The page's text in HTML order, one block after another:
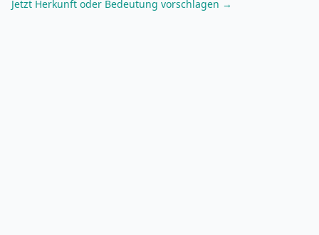
Jetzt Herkunft oder Bedeutung vorschlagen →